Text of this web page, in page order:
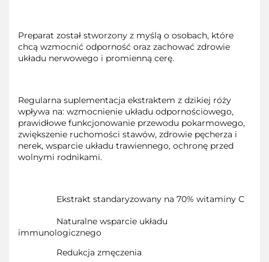
Preparat został stworzony z myślą o osobach, które
chcą wzmocnić odporność oraz zachować zdrowie
układu nerwowego i promienną cerę.
Regularna suplementacja ekstraktem z dzikiej róży
wpływa na: wzmocnienie układu odpornościowego,
prawidłowe funkcjonowanie przewodu pokarmowego,
zwiększenie ruchomości stawów, zdrowie pęcherza i
nerek, wsparcie układu trawiennego, ochronę przed
wolnymi rodnikami.
Ekstrakt standaryzowany na 70% witaminy C
Naturalne wsparcie układu
immunologicznego
Redukcja zmęczenia